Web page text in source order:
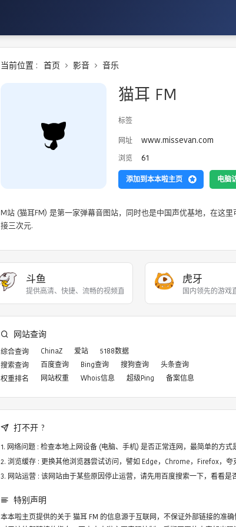
当前位置 : 首页 影音 音乐
猫耳 FM
标签
网址
www.missevan.com
浏览 61
添加到本本啦主页 电脑
M站 (猫耳FM) 是第一家弹幕音图站，同时也是中国声优基地，在这
斗鱼
提供高清、快捷、流畅的视频直播和游戏赛事直播服务，
虎牙
国内领先的游戏
网站查询
综合查询 ChinaZ 爱站
5188数据
搜索查询
百度查询 Bing查询 搜狗查询
头条查询
权重排名
网站权重 Whois信息 超级Ping 备案信息
打不开 ?
网络问题 : 检查本地上网设备 (电脑、手机) 是否正常连网，最简单的方式
浏览缓存 : 更换其他浏览器尝试访问，譬如 Edge，Chrome，Firefox，夸
网站运营 : 该网站由于某些原因停止运营，请先用百度搜索一下，看看是
特别声明
本本啦主页提供的关于猫耳 FM 的信息源于互联网，不保证外部链接的准确